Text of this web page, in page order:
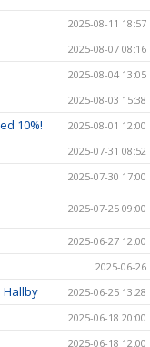
2025-08-11 18:57
2025-08-07 08:16
2025-08-04 13:05
2025-08-03 15:38
10%! 2025-08-01 12:00
2025-07-31 08:52
2025-07-30 17:00
2025-07-25 09:00
2025-06-27 12:00
2025-06-26
Hallby 2025-06-25 13:28
2025-06-18 20:00
2025-06-18 12:00